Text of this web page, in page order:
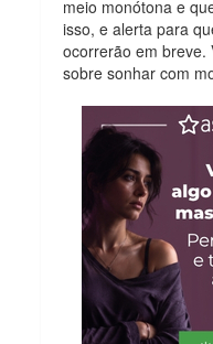
meio monótona e
isso, e alerta para
ocorrerão em breve.
sobre sonhar com